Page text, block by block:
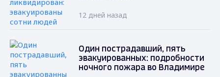
12 дней назад
Один пострадавший, пять
эвакуированных: подробности
ночного пожара во Владимире